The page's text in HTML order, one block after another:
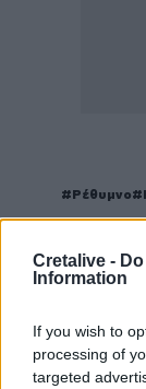
Cretalive -
Information
If you wish to
processing of
targeted
Ρέθυμνο
Γίνε